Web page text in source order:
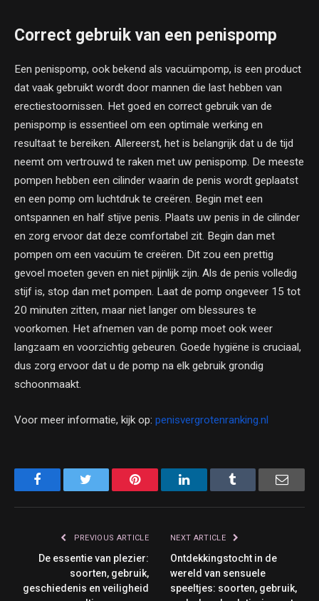
Correct gebruik van een penispomp
Een penispomp, ook bekend als vacuümpomp, is een product
dat vaak gebruikt wordt door mannen die last hebben van
erectiestoornissen. Het goed en correct gebruik van de
penispomp is essentieel om een optimale werking en
resultaat te bereiken. Allereerst, het is belangrijk dat u de tijd
neemt om vertrouwd te raken met uw penispomp. De meeste
pompen hebben een cilinder waarin de penis wordt geplaatst
en een pomp om luchtdruk te creëren. Begin met een
ontspannen en half stijve penis. Plaats uw penis in de cilinder
en zorg ervoor dat deze comfortabel zit. Begin dan met
pompen om een vacuüm te creëren. Dit zou een prettig
gevoel moeten geven en niet pijnlijk zijn. Als de penis volledig
stijf is, stop dan met pompen. Laat de pomp ongeveer 15 tot
20 minuten zitten, maar niet langer om blessures te
voorkomen. Het afnemen van de pomp moet ook weer
langzaam en voorzichtig gebeuren. Goede hygiëne is cruciaal,
dus zorg ervoor dat u de pomp na elk gebruik grondig
schoonmaakt.
Voor meer informatie, kijk op: penisvergrotenranking.nl
Facebook Pinterest LinkedIn Email
PREVIOUS ARTICLE
De essentie van plezier:
soorten, gebruik,
geschiedenis en veiligheid
NEXT ARTICLE
Ontdekkingstocht in de
wereld van sensuele
speeltjes: soorten, gebruik,